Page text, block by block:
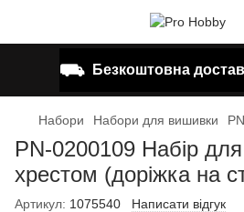
⛟ Безкоштовна
Набори Набори для вишивки
PN-0200109 Набір
хрестом (доріжка на
Артикул: 1075540 Написати відгук